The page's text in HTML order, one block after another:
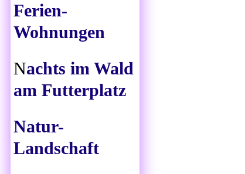
Ferien-
Wohnungen
Nachts im Wald
am Futterplatz
Natur-
Landschaft